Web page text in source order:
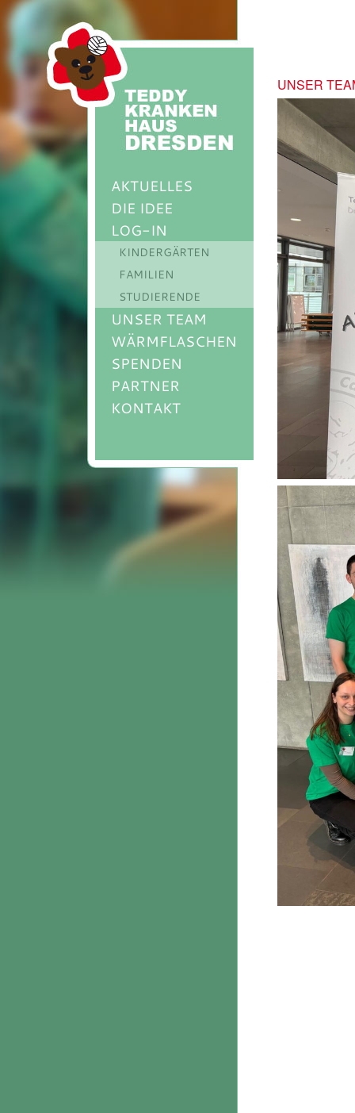
AKTUELLES
DIE IDEE
LOG-IN
KINDERGÄRTEN
FAMILIEN
STUDIERENDE
UNSER TEAM
WÄRMFLASCHEN
SPENDEN
PARTNER
KONTAKT
UNSER